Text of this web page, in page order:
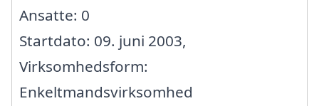
Ansatte: 0
Startdato: 09. juni 2003,
Virksomhedsform:
Enkeltmandsvirksomhed